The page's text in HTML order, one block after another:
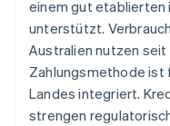
einem gut
unterstützt.
Australien nutzen
Zahlungsmethode ist
Landes integriert.
strengen